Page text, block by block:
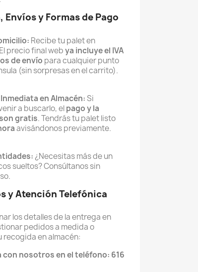
Envíos y Formas de Pago
Recibe tu palet en
precio final webya incluye el IVA
de envío para cualquier punto
(sin sorpresas en el carrito).
en Almacén:Si
a buscarlo, elpago y la
gratis. Tendrás tu palet listo
avisándonos previamente.
¿Necesitas más de un
sueltos? Consúltanos sin
y Atención Telefónica
los detalles de la entrega en
pedidos a medida o
en almacén:
nosotros en el teléfono: 616